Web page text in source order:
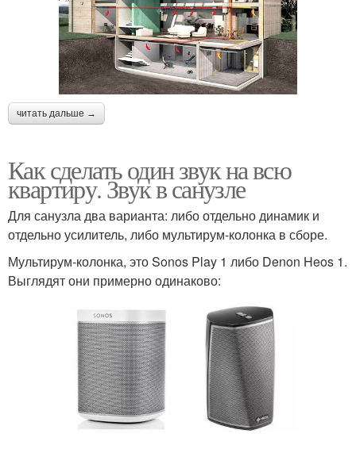
читать дальше →
Как сделать один звук на всю
квартиру. Звук в санузле
Для санузла два варианта: либо отдельно динамик и
отдельно усилитель, либо мультирум-колонка в сборе.
Мультирум-колонка, это Sonos Play 1 либо Denon Heos 1.
Выглядят они примерно одинаково: